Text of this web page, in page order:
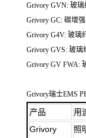
Grivory GVN: 玻
Grivory GC: 碳增
Grivory G4V: 玻璃
Grivory GVS: 玻璃
Grivory GV FWA:
Grivory瑞士EMS
产品 用
Grivory
照